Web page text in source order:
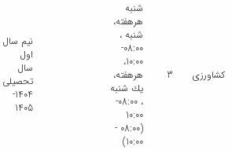
کشاورزی 3
شنبه
هرهفته،
شنبه ،
08:00-
10:00،
هرهفته،
يك شنبه
، 08:00-
10:00
(08:00 -
10:00)
نیم سال
اول
سال
تحصیلی
1404-
1405